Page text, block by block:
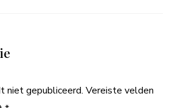
niet gepubliceerd. Vereiste velden